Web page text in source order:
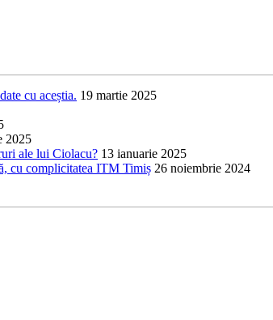
cu aceștia. 19 martie 2025
2025
ale lui Ciolacu? 13 ianuarie 2025
cu complicitatea ITM Timiș 26 noiembrie 2024